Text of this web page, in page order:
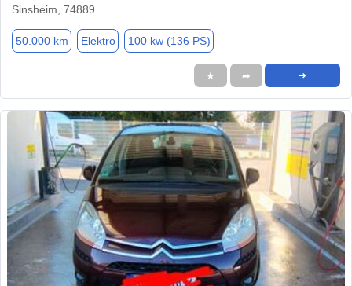
Sinsheim, 74889
50.000 km Elektro 100 kw (136 PS)
★ ➦ ➜